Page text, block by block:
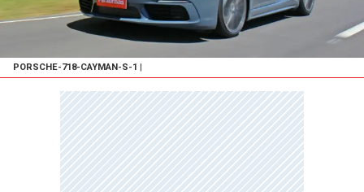
PORSCHE-718-CAYMAN-S-1